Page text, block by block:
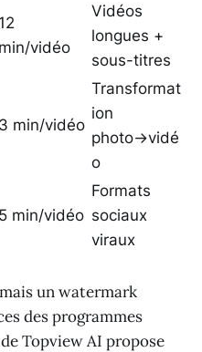
12
min/vidéo
Vidéos
longues +
sous-titres
3 min/vidéo
Transformat
ion
photo→vidé
o
5 min/vidéo
Formats
sociaux
viraux
un watermark
des programmes
Topview AI propose